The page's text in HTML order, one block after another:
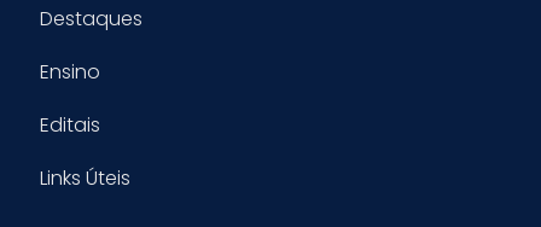
Destaques
Ensino
Editais
Links Úteis